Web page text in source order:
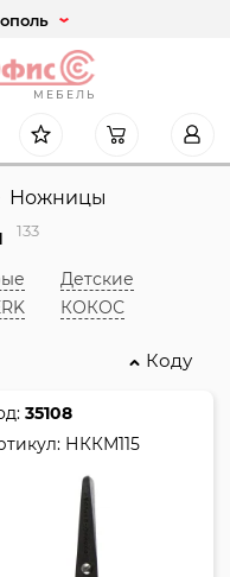
МЕБЕЛЬ
Ножницы
133
Детские
КОКОС
Коду
35108
НККМ115